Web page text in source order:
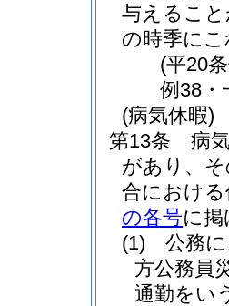
与えるこ
の時季に
(平20
例38・
(病気休暇)
第13条
病
があり、
合におけ
の各号に
(1)
公務
方公務員
通勤をい